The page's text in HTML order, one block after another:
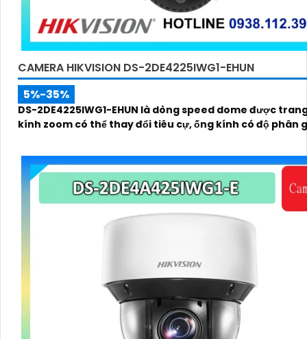
CAMERA HIKVISION DS-2DE4225IWG1-EHUN
5%-35%
DS-2DE4225IWG1-EHUN là dòng speed dome được
kính zoom có thể thay đổi tiêu cự, ống kính có độ phân